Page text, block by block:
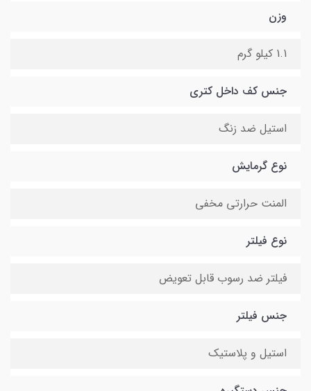
وزن
1.1 کیلو گرم
جنس کف داخل کتری
استیل ضد زنگ
نوع گرمایش
المنت حرارتی مخفی
نوع فیلتر
فیلتر ضد رسوب قابل تعویض
جنس فیلتر
استیل و پلاستیک